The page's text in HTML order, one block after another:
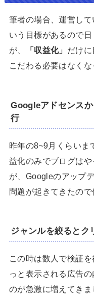
筆者の場合、運営し
いう目標があるので
が、
「収益化」 だけ
こだわる必要はなくな
Googleアドセンス
行
昨年の8~9月くらいま
益化のみでブログは
が、Googleのアップ
問題が起きてきたので
ジャンルを絞るとク
この時は数人で検証
っと表示される広告
のが急激に増えてきま